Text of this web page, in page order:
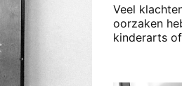
Veel
oorzaken
kinderarts